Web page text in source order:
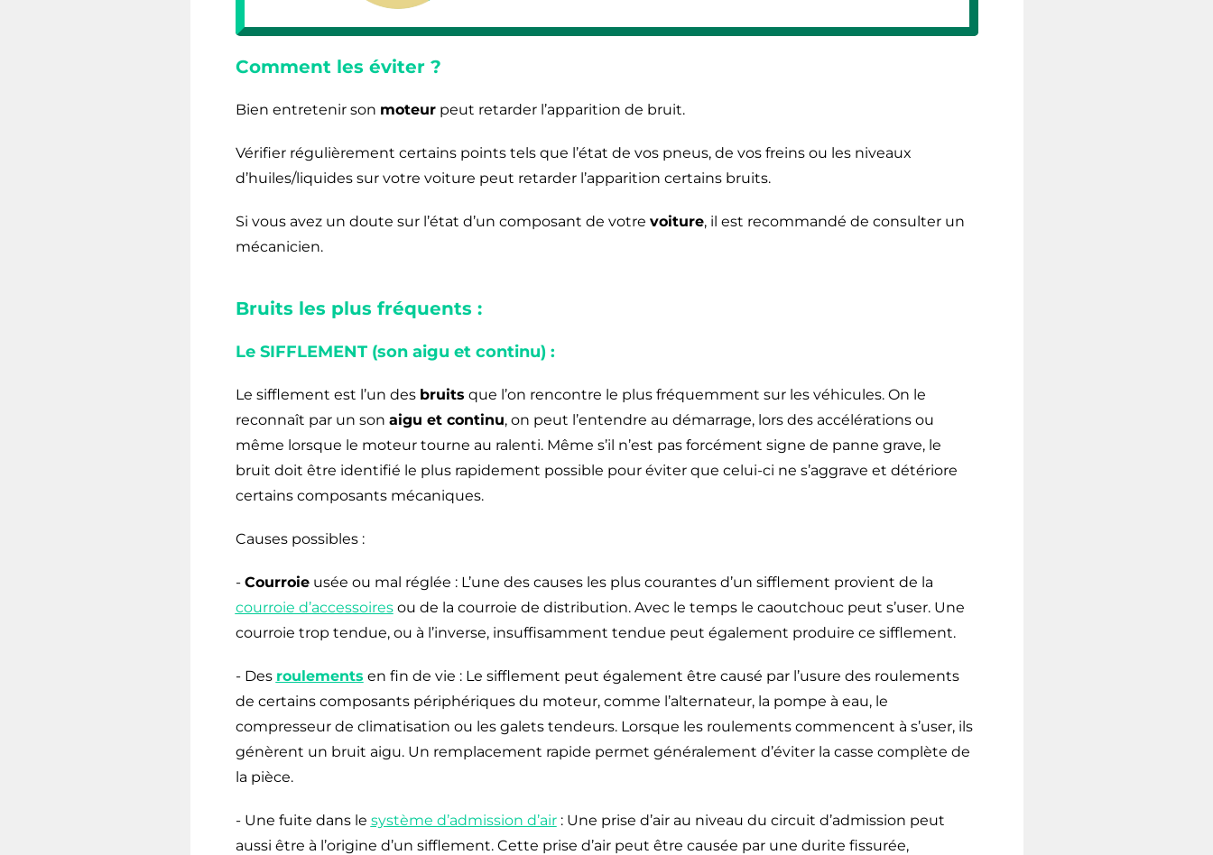
Comment les éviter ?
Bien entretenir son moteurpeut retarder l’apparition de bruit.
Vérifier régulièrement certains points tels que l’état de vos pneus, de vos freins ou les niveaux
d’huiles/liquides sur votre voiture peut retarder l’apparition certains bruits.
Si vous avez un doute sur l’état d’un composant de votre voiture, il est recommandé de consulter un
mécanicien.
Bruits les plus fréquents :
Le SIFFLEMENT (son aigu et continu) :
Le sifflement est l’un des bruits que l’on rencontre le plus fréquemment sur les véhicules. On le
reconnaît par un son aigu et continu, on peut l’entendre au démarrage, lors des accélérations ou
même lorsque le moteur tourne au ralenti. Même s’il n’est pas forcément signe de panne grave, le
bruit doit être identifié le plus rapidement possible pour éviter que celui-ci ne s’aggrave et détériore
certains composants mécaniques.
Causes possibles :
- Courroieusée ou mal réglée : L’une des causes les plus courantes d’un sifflement provient de la
courroie d’accessoiresou de la courroie de distribution. Avec le temps le caoutchouc peut s’user. Une
courroie trop tendue, ou à l’inverse, insuffisamment tendue peut également produire ce sifflement.
- Des roulements en fin de vie : Le sifflement peut également être causé par l’usure des roulements
de certains composants périphériques du moteur, comme l’alternateur, la pompe à eau, le
compresseur de climatisation ou les galets tendeurs. Lorsque les roulements commencent à s’user, ils
génèrent un bruit aigu. Un remplacement rapide permet généralement d’éviter la casse complète de
la pièce.
- Une fuite dans le système d’admission d’air: Une prise d’air au niveau du circuit d’admission peut
aussi être à l’origine d’un sifflement. Cette prise d’air peut être causée par une durite fissurée,